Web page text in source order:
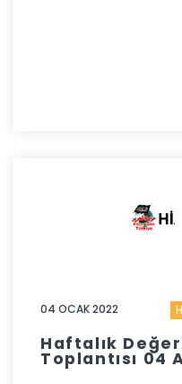
04 OCAK 2022
Haftalık
Toplantısı 04